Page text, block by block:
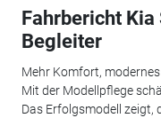
Fahrbericht
Begleiter
Mehr Komfort,
Mit der Modellpflege
Das Erfolgsmodell zeigt,